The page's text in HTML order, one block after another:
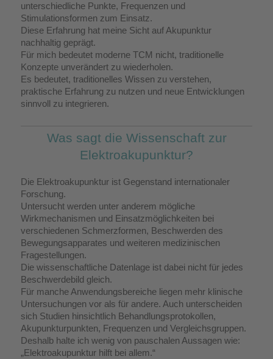
unterschiedliche Punkte, Frequenzen und
Stimulationsformen zum Einsatz.
Diese Erfahrung hat meine Sicht auf Akupunktur
nachhaltig geprägt.
Für mich bedeutet moderne TCM nicht, traditionelle
Konzepte unverändert zu wiederholen.
Es bedeutet, traditionelles Wissen zu verstehen,
praktische Erfahrung zu nutzen und neue Entwicklungen
sinnvoll zu integrieren.
Was sagt die Wissenschaft zur
Elektroakupunktur?
Die Elektroakupunktur ist Gegenstand internationaler
Forschung.
Untersucht werden unter anderem mögliche
Wirkmechanismen und Einsatzmöglichkeiten bei
verschiedenen Schmerzformen, Beschwerden des
Bewegungsapparates und weiteren medizinischen
Fragestellungen.
Die wissenschaftliche Datenlage ist dabei nicht für jedes
Beschwerdebild gleich.
Für manche Anwendungsbereiche liegen mehr klinische
Untersuchungen vor als für andere. Auch unterscheiden
sich Studien hinsichtlich Behandlungsprotokollen,
Akupunkturpunkten, Frequenzen und Vergleichsgruppen.
Deshalb halte ich wenig von pauschalen Aussagen wie:
„Elektroakupunktur hilft bei allem.“